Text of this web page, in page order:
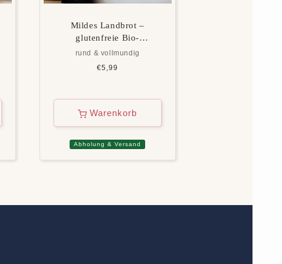
Mildes Landbrot –
glutenfreie Bio-
Backmischung
rund & vollmundig
Normaler
€5,99
Warenkorb
Abholung & Versand